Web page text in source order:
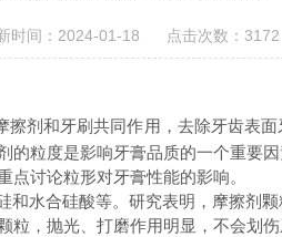
时间：2024-01-18 点击次数：3172
擦剂和牙刷共同作用， 去除牙齿表面
粒度是影响牙膏品质的一个重要
讨论粒形对牙膏性能的影响。
水合硅酸等。研究表明，摩擦剂
粒，抛光、打磨作用明显，不会划